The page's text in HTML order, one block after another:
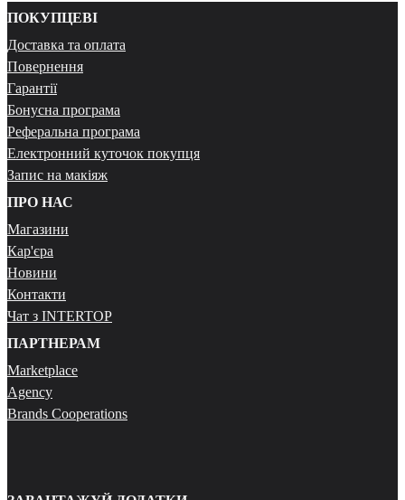
ПОКУПЦЕВІ
Доставка та оплата
Повернення
Гарантії
Бонусна програма
Реферальна програма
Електронний куточок покупця
Запис на макіяж
ПРО НАС
Магазини
Кар'єра
Новини
Контакти
Чат з INTERTOP
ПАРТНЕРАМ
Marketplace
Agency
Brands Cooperations